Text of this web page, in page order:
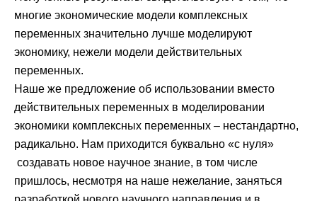
многие экономические модели комплексных
переменных значительно лучше моделируют
экономику, нежели модели действительных
переменных.
Наше же предложение об использовании вместо
действительных переменных в моделировании
экономики комплексных переменных – нестандартно,
радикально. Нам приходится буквально «с нуля»
создавать новое научное знание, в том числе
пришлось, несмотря на наше нежелание, заняться